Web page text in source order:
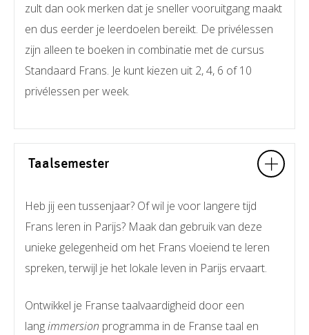
zult dan ook merken dat je sneller vooruitgang maakt
en dus eerder je leerdoelen bereikt. De privélessen
zijn alleen te boeken in combinatie met de cursus
Standaard Frans. Je kunt kiezen uit 2, 4, 6 of 10
privélessen per week.
Taalsemester
Heb jij een tussenjaar? Of wil je voor langere tijd
Frans leren in Parijs? Maak dan gebruik van deze
unieke gelegenheid om het Frans vloeiend te leren
spreken, terwijl je het lokale leven in Parijs ervaart.
Ontwikkel je Franse taalvaardigheid door een
langimmersion programma in de Franse taal en